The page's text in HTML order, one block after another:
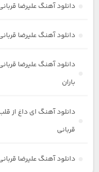
دانلود آهنگ علیرضا
دانلود آهنگ علیرضا
دانلود آهنگ علیرضا
باران
دانلود آهنگ ای داغ از
قربانی
دانلود آهنگ علیرضا